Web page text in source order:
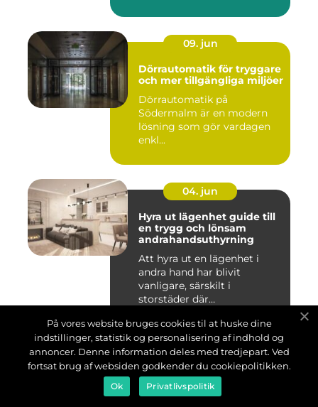
09. jun
Dörrautomatik för tryggare
och mer tillgängliga miljöer
Dörrautomatik på
Södermalm är en modern
lösning som gör vardagen
enkl...
04. jun
Hyra ut lägenhet guide till
en trygg och lönsam
andrahandsuthyrning
Att hyra ut en lägenhet i
andra hand har blivit
vanligare, särskilt i
storstäder där
01. jun
Catering göteborg smarta
val för god mat och lyckade
event
På vores website bruges cookies til at huske dine
indstillinger, statistik og personalisering af indhold og
annoncer. Denne information deles med tredjepart. Ved
fortsat brug af websiden godkender du cookiepolitikken.
Ok Privatlivspolitik